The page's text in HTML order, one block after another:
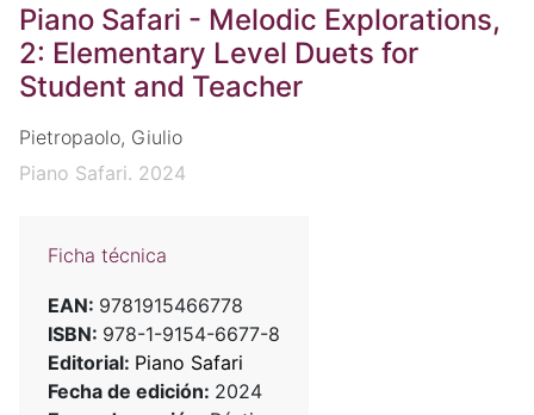
Piano Safari - Melodic Explorations,
2: Elementary Level Duets for
Student and Teacher
Pietropaolo, Giulio
Piano Safari. 2024
Ficha técnica
EAN: 9781915466778
ISBN: 978-1-9154-6677-8
Editorial: Piano Safari
Fecha de edición: 2024